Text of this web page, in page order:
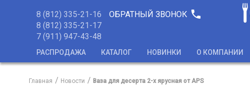
8 (812) 335-21-16
8 (812) 335-21-17
7 (911) 947-43-48
ОБРАТНЫЙ ЗВОНОК phone
РАСПРОДАЖА КАТАЛОГ НОВИНКИ О КОМПАНИИ
Главная Новости Ваза для десерта 2-х ярусная от APS